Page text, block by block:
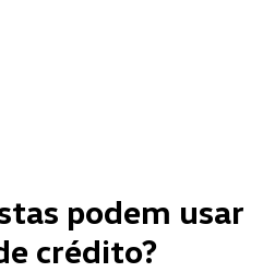
podem usar
crédito?